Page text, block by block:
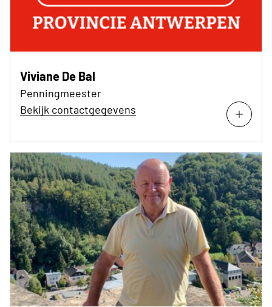
Viviane De Bal
Penningmeester
Bekijk contactgegevens